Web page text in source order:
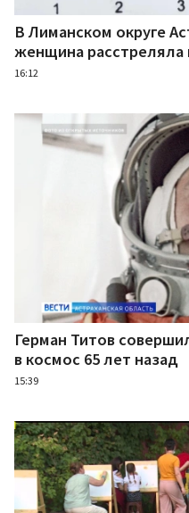
В Лиманском округе
женщина расстреляла
16:12
Герман Титов
в космос 65 лет назад
15:39